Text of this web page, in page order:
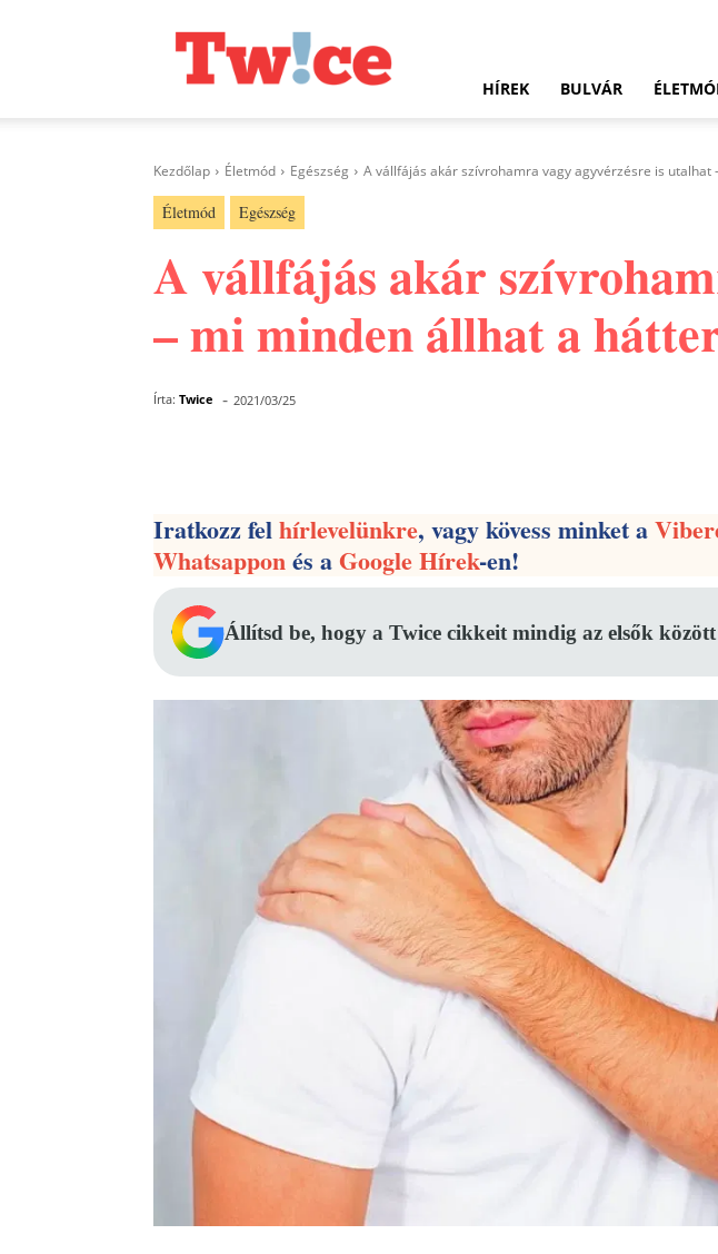
HÍREK BULVÁR
Kezdőlap Életmód Egészség A vállfájás akár szívrohamra vagy agyvérzésre is utalhat
Életmód Egészség
A vállfájás akár
– mi minden állhat a
Írta: Twice - 2021/03/25
Iratkozz felhírlevelünkre, vagy kövess minket a
Whatsapponés aGoogle Hírek-en!
Állítsd be, hogy a Twice cikkeit mindig az elsők